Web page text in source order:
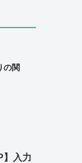
の関
】入力